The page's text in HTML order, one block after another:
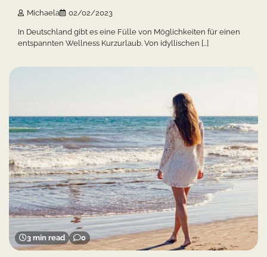
Michaela 02/02/2023
In Deutschland gibt es eine Fülle von Möglichkeiten für einen
entspannten Wellness Kurzurlaub. Von idyllischen […]
3 min read 0